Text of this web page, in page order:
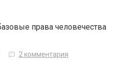
права человечества
2 комментария